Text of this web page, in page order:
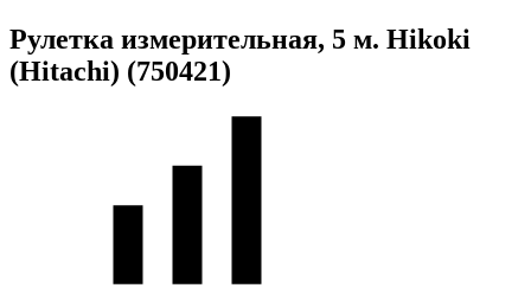
Рулетка измерительная, 5 м. Hikoki
(Hitachi) (750421)